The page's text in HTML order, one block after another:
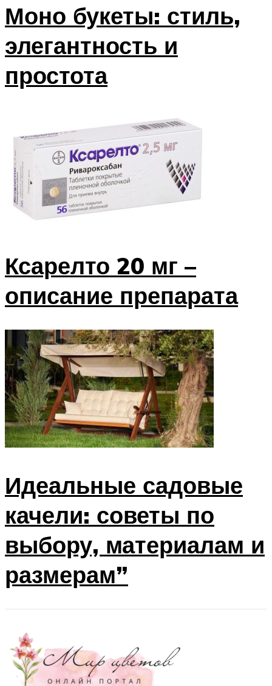
Моно букеты: стиль,
элегантность и
простота
Ксарелто 20 мг –
описание препарата
Идеальные садовые
качели: советы по
выбору, материалам и
размерам”